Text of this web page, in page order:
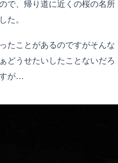
で、帰り道に近くの桜の名所
た。
たことがあるのですがそんな
どうせたいしたことないだろ
が…